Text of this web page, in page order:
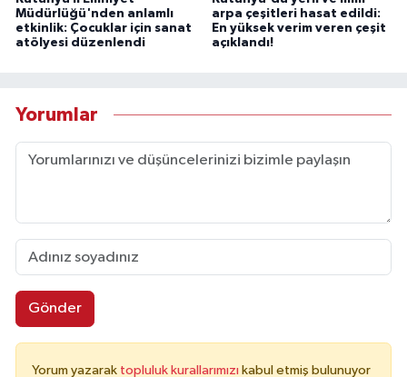
Müdürlüğü'nden anlamlı
etkinlik: Çocuklar için sanat
atölyesi düzenlendi
arpa çeşitleri hasat edildi:
En yüksek verim veren çeşit
açıklandı!
Yorumlar
Gönder
Yorum yazarak topluluk kurallarımızı kabul etmiş bulunuyor